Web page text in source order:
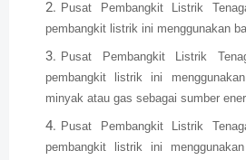
Pusat Pembangkit Listrik
pembangkit listrik ini menggunakan
Pusat Pembangkit Listrik
pembangkit listrik ini
minyak atau gas sebagai sumber
Pusat Pembangkit Listrik
pembangkit listrik ini